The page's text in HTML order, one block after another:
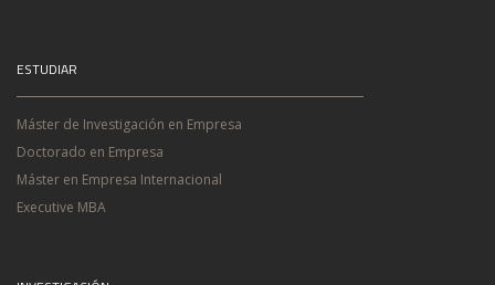
ESTUDIAR
Máster de Investigación en Empresa
Doctorado en Empresa
Máster en Empresa Internacional
Executive MBA